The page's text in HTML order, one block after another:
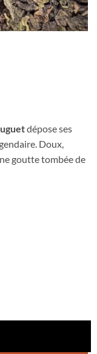
dépose ses
Doux,
goutte tombée de